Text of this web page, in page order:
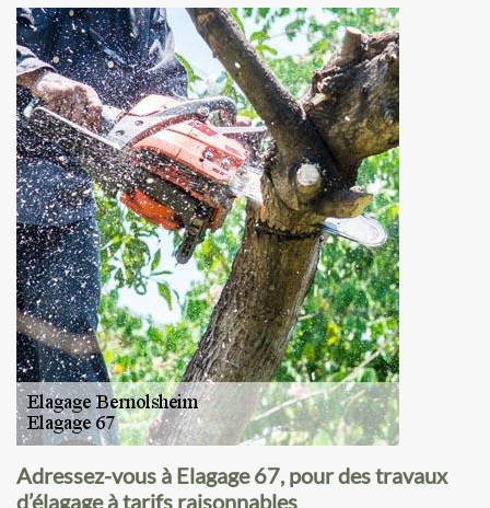
Adressez-vous à Elagage 67, pour des travaux
d’élagage à tarifs raisonnables